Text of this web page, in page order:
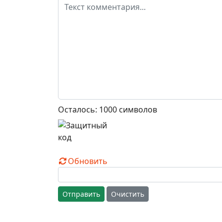
Осталось: 1000 символов
Обновить
Отправить Очистить